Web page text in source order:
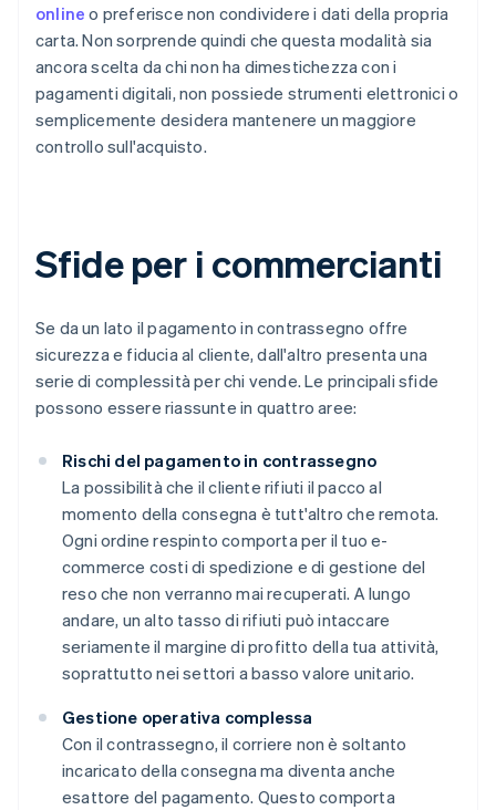
online o preferisce non condividere i dati della propria
carta. Non sorprende quindi che questa modalità sia
ancora scelta da chi non ha dimestichezza con i
pagamenti digitali, non possiede strumenti elettronici o
semplicemente desidera mantenere un maggiore
controllo sull'acquisto.
Sfide per i commercianti
Se da un lato il pagamento in contrassegno offre
sicurezza e fiducia al cliente, dall'altro presenta una
serie di complessità per chi vende. Le principali sfide
possono essere riassunte in quattro aree:
Rischi del pagamento in contrassegno
La possibilità che il cliente rifiuti il pacco al
momento della consegna è tutt'altro che remota.
Ogni ordine respinto comporta per il tuo e-
commerce costi di spedizione e di gestione del
reso che non verranno mai recuperati. A lungo
andare, un alto tasso di rifiuti può intaccare
seriamente il margine di profitto della tua attività,
soprattutto nei settori a basso valore unitario.
Gestione operativa complessa
Con il contrassegno, il corriere non è soltanto
incaricato della consegna ma diventa anche
esattore del pagamento. Questo comporta